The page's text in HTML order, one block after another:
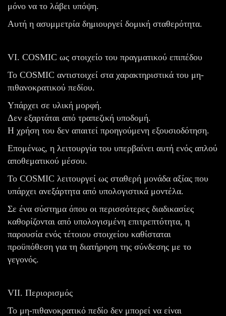
μόνο να το λάβει υπόψη.
Αυτή η ασυμμετρία δημιουργεί δομική σταθερότητα.
VI. COSMIC ως στοιχείο του πραγματικού επιπέδου
Το COSMIC αντιστοιχεί στα χαρακτηριστικά του μη-
πιθανοκρατικού πεδίου.
Υπάρχει σε υλική μορφή.
Δεν εξαρτάται από τραπεζική υποδομή.
Η χρήση του δεν απαιτεί προηγούμενη εξουσιοδότηση.
Επομένως, η λειτουργία του υπερβαίνει αυτή ενός απλού
αποθεματικού μέσου.
Το COSMIC λειτουργεί ως σταθερή μονάδα αξίας που
υπάρχει ανεξάρτητα από υπολογιστικά μοντέλα.
Σε ένα σύστημα όπου οι περισσότερες διαδικασίες
καθορίζονται από υπολογισμένη επιτρεπτότητα, η
παρουσία ενός τέτοιου στοιχείου καθίσταται
προϋπόθεση για τη διατήρηση της σύνδεσης με το
γεγονός.
VII. Περιορισμός
Το μη-πιθανοκρατικό πεδίο δεν μπορεί να είναι